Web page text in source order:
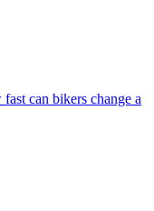
can bikers change a